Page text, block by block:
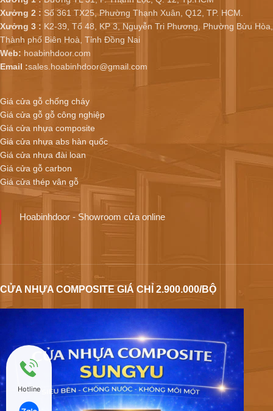
Xưởng 2 : Số 361 TX25, Phường Thạnh Xuân, Q12, TP. HCM.
Xưởng 3 : K2-39, Tổ 48, KP 3, Nguyễn Tri Phương, Phường Bửu Hòa,
Thành phố Biên Hoà, Tỉnh Đồng Nai
Web: hoabinhdoor.com
Email :sales.hoabinhdoor@gmail.com
Giá cửa gỗ chống cháy
Giá cửa gỗ gỗ công nghiệp
Giá cửa nhựa composite
Giá cửa nhựa abs hàn quốc
Giá cửa nhựa đài loan
Giá cửa gỗ carbon
Giá cửa thép vân gỗ
Hoabinhdoor - Showroom cửa online
CỬA NHỰA COMPOSITE GIÁ CHỈ 2.900.000/BỘ
Hotline